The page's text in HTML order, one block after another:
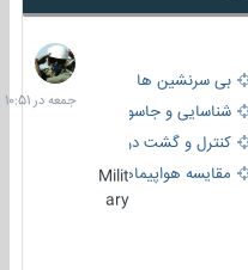
بی سرنشین ها
شناسایی و جاسوسی
کنترل و گشت دریایی
مقایسه هواپیماهاMilit
ary
جمعه
در
10:51